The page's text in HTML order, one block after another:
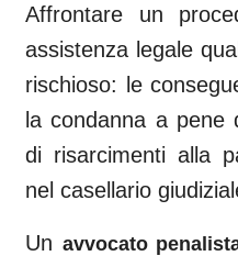
Affrontare un
assistenza legale
rischioso: le
la condanna a pene
di risarcimenti alla
nel casellario
Un avvocato